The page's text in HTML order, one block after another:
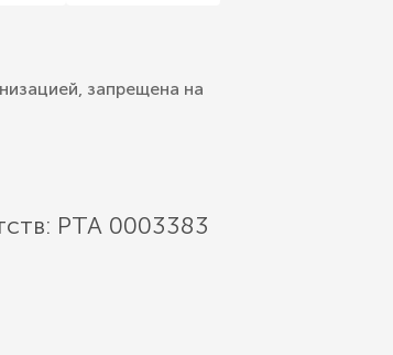
запрещена на
РТА 0003383